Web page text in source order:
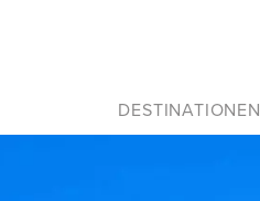
DESTINATIONEN